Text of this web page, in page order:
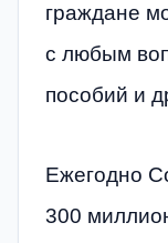
граждане
с любым
пособий и
Ежегодно
300